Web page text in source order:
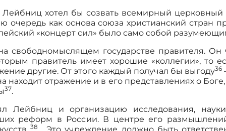
Лейбниц хотел бы созвать всемирный
очередь как основа союза христианский стран
«концерт сил» было само собой
свободномыслящем государстве правителя. Он
правитель имеет хорошие «коллегии», то
другие. От этого каждый получал бы выгоду36
отражение и в его представлениях о
37.
Лейбниц и организацию исследования,
реформ в России. В центре его размышлений
38